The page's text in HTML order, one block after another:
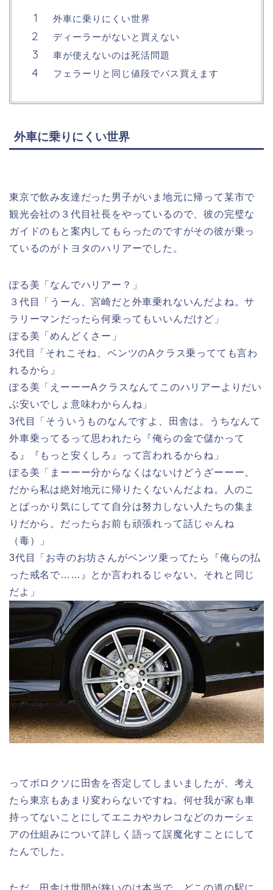
外車に乗りにくい世界
ディーラーがないと買えない
車が使えないのは死活問題
フェラーリと同じ値段でバス買えます
外車に乗りにくい世界
東京で飲み友達だった男子がいま地元に帰って某市で
観光会社の３代目社長をやっているので、彼の完璧な
ガイドのもと案内してもらったのですがその彼が乗っ
ているのがトヨタのハリアーでした。
ぽる美「なんでハリアー？」
３代目「うーん、宮崎だと外車乗れないんだよね。サ
ラリーマンだったら何乗ってもいいんだけど」
ぽる美「めんどくさー」
3代目「それこそね、ベンツのAクラス乗ってても言わ
れるから」
ぽる美「えーーーAクラスなんてこのハリアーよりだい
ぶ安いでしょ意味わからんね」
3代目「そういうものなんですよ、田舎は。うちなんて
外車乗ってるって思われたら『俺らの金で儲かって
る』『もっと安くしろ』って言われるからね」
ぽる美「まーーー分からなくはないけどうざーーー。
だから私は絶対地元に帰りたくないんだよね。人のこ
とばっかり気にしてて自分は努力しない人たちの集ま
りだから。だったらお前も頑張れって話じゃんね
（毒）」
3代目「お寺のお坊さんがベンツ乗ってたら『俺らの払
った戒名で……』とか言われるじゃない。それと同じ
だよ」
ってボロクソに田舎を否定してしまいましたが、考え
たら東京もあまり変わらないですね。何せ我が家も車
持ってないことにしてエニカやカレコなどのカーシェ
アの仕組みについて詳しく語って誤魔化すことにして
たんでした。